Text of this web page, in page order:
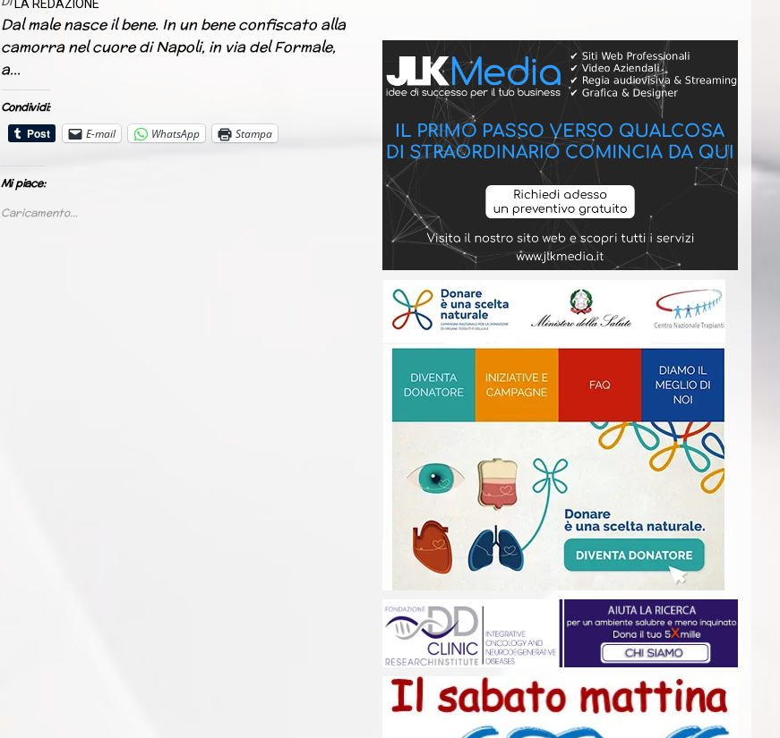
LA REDAZIONE
Dal male nasce il bene. In un bene confiscato alla
camorra nel cuore di Napoli, in via del Formale,
a…
Condividi:
E-mail
WhatsApp Stampa
Mi piace:
Caricamento...